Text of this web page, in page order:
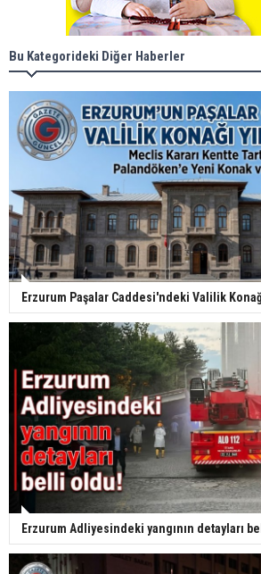
Bu Kategorideki Diğer Haberler
Erzurum Paşalar Caddesi'ndeki Valilik
Erzurum Adliyesindeki yangının detayları